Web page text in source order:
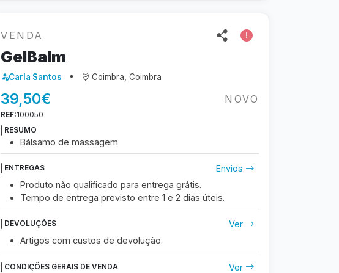
VENDA
GelBalm
Carla Santos Coimbra, Coimbra
39,50€ NOVO
REF:100050
RESUMO
Bálsamo de massagem
ENTREGAS
Envios
Produto não qualificado para entrega grátis.
Tempo de entrega previsto entre1 e 2 dias úteis.
DEVOLUÇÕES
Ver
Artigos com custos de devolução.
CONDIÇÕES GERAIS DE VENDA Ver